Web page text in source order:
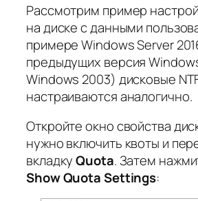
Рассмотрим пример
на диске с данными
примере Windows Server
предыдущих версия
Windows 2003) дисковые
настраиваются аналогично.
Откройте окно свойства
нужно включить квоты и
вкладкуQuota. Затем
Show Quota Settings: